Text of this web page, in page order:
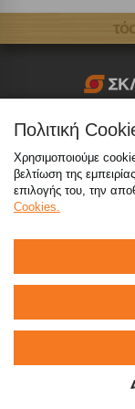
©2026
Πολιτική
Χρησιμοποιούμε
βελτίωση της
επιλογής του, την
Cookies.